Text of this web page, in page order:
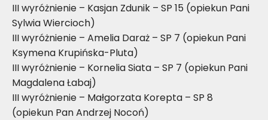
III wyróżnienie – Kasjan Zdunik – SP 15 (opiekun Pani
Sylwia Wiercioch)
III wyróżnienie – Amelia Daraż – SP 7 (opiekun Pani
Ksymena Krupińska-Pluta)
III wyróżnienie – Kornelia Siata – SP 7 (opiekun Pani
Magdalena Łabaj)
III wyróżnienie – Małgorzata Korepta – SP 8
(opiekun Pan Andrzej Nocoń)